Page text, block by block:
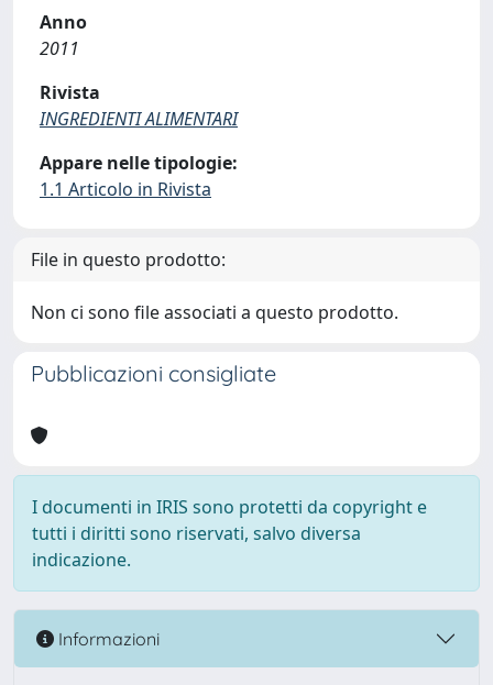
Anno
2011
Rivista
INGREDIENTI ALIMENTARI
Appare nelle tipologie:
1.1 Articolo in Rivista
File in questo prodotto:
Non ci sono file associati a questo prodotto.
Pubblicazioni consigliate
I documenti in IRIS sono protetti da copyright e
tutti i diritti sono riservati, salvo diversa
indicazione.
Informazioni